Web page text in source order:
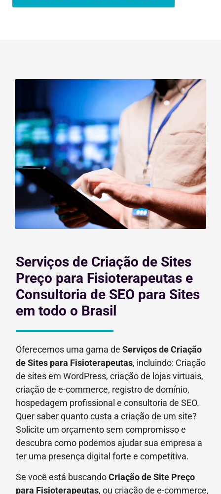
Serviços de Criação de Sites
Preço para Fisioterapeutas e
Consultoria de SEO para Sites
em todo o Brasil
Oferecemos uma gama de Serviços de Criação
de Sites para Fisioterapeutas, incluindo: Criação
de sites em WordPress, criação de lojas virtuais,
criação de e-commerce, registro de domínio,
hospedagem profissional e consultoria de SEO.
Quer saber quanto custa a criação de um site?
Solicite um orçamento sem compromisso e
descubra como podemos ajudar sua empresa a
ter uma presença digital forte e competitiva.
Se você está buscandoCriação de Site Preço
para Fisioterapeutas, ou criação de e-commerce,